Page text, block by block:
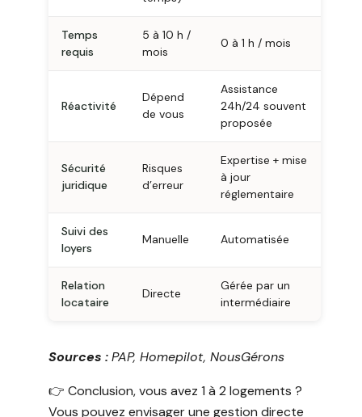
Temps
requis
5 à 10 h /
mois
0 à 1 h / mois
Réactivité
Dépend
de vous
Assistance
24h/24 souvent
proposée
Sécurité
juridique
Risques
d’erreur
Expertise + mise
à jour
réglementaire
Suivi des
loyers
Manuelle Automatisée
Relation
locataire
Directe
Gérée par un
intermédiaire
Sources :PAP, Homepilot, NousGérons
👉 Conclusion, vous avez 1 à 2 logements ?
Vous pouvez envisager une gestion directe